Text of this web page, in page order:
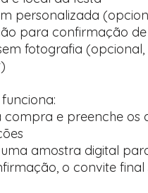
personalizada
para confirmação
fotografia
compra e preenche os
uma amostra digital
o convite